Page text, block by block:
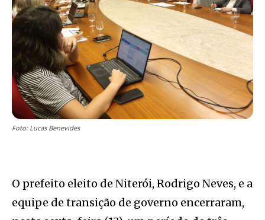
Foto: Lucas Benevides
O prefeito eleito de Niterói, Rodrigo Neves, e a
equipe de transição de governo encerraram,